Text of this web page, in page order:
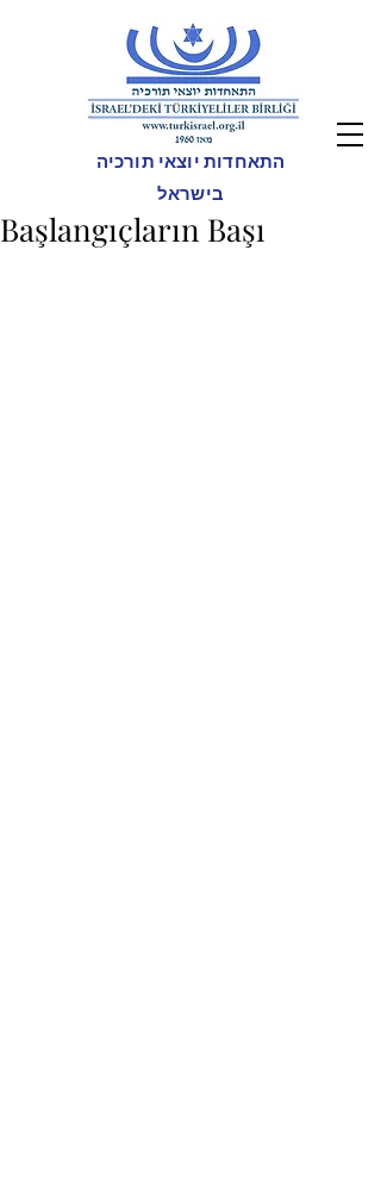
התאחדות יוצאי תורכיה
בישראל
Başlangıçların Başı